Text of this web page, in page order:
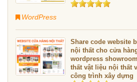
WordPress
Share code website
nội thất cho cửa
wordpress
thất vật liệu nội thất
công trình xây dựng